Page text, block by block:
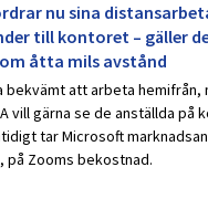
nu sina
till kontoret – gäller
åtta mils avstånd
bekvämt att arbeta hemifrån,
vill gärna se de anställda på
tar Microsoft
på Zooms bekostnad.